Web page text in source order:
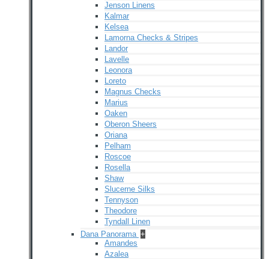
Jenson Linens
Kalmar
Kelsea
Lamorna Checks & Stripes
Landor
Lavelle
Leonora
Loreto
Magnus Checks
Marius
Oaken
Oberon Sheers
Oriana
Pelham
Roscoe
Rosella
Shaw
Slucerne Silks
Tennyson
Theodore
Tyndall Linen
Dana Panorama +
Amandes
Azalea